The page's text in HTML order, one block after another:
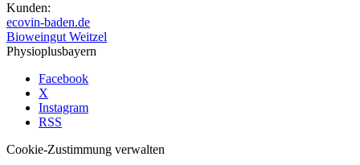
Kunden:
ecovin-baden.de
Bioweingut Weitzel
Physioplusbayern
Facebook
X
Instagram
RSS
Cookie-Zustimmung verwalten